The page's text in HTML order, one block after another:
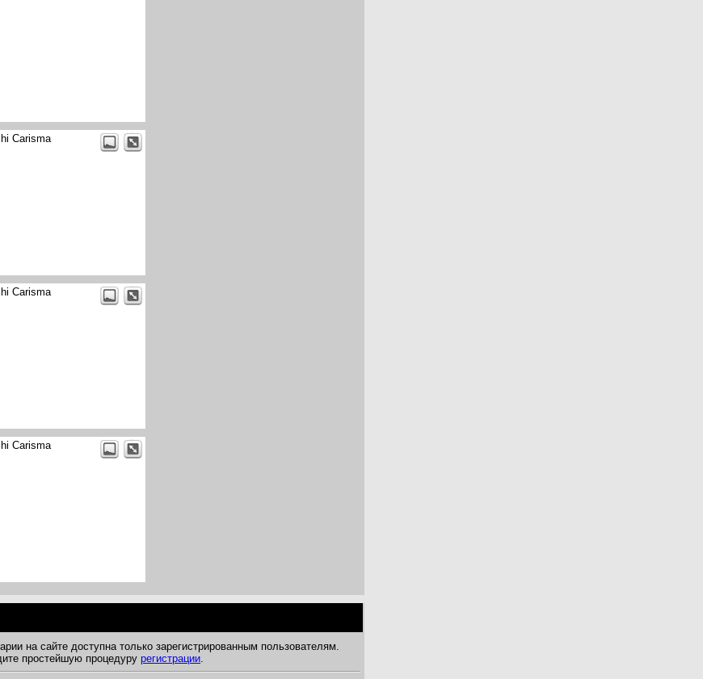
Carisma
Carisma
Carisma
на сайте доступна только зарегистрированным пользователям.
простейшую процедуру регистрации.